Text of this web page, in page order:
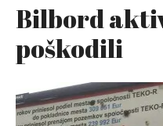
Bilbord
poškodili